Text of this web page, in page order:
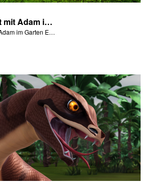
Gott spricht mit Adam im Garten Eden
Gott spricht mit Adam im Garten Eden